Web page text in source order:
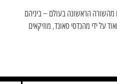
הראשונה בעולם – ביניהם
על ידי מהנדסי סאונד, מוזיקאים